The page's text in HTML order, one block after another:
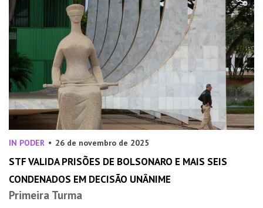
IN PODER 26 de novembro de 2025
STF VALIDA PRISÕES DE BOLSONARO E MAIS SEIS
CONDENADOS EM DECISÃO UNÂNIME
Primeira Turma